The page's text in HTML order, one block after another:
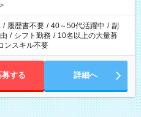
/ 履歴書不要 / 40～50代活躍中 / 副
/ シフト勤務 / 10名以上の大量募
ンスキル不要
募する 詳細へ